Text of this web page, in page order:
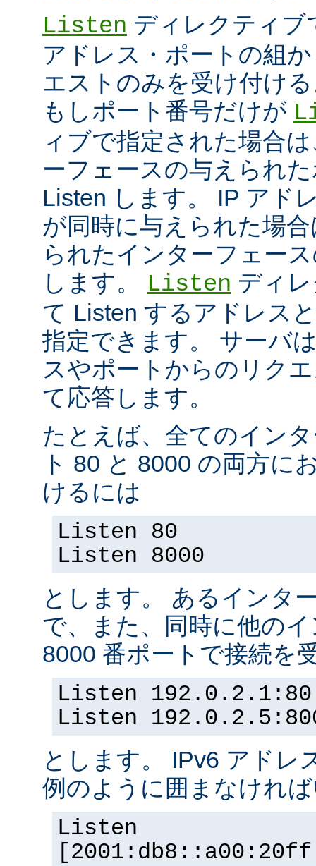
Listen ディレクティブ
アドレス・ポートの組
エストのみを受け付け
もしポート番号だけが
ィブで指定された場合
ーフェースの与えられ
Listen します。 IP アド
が同時に与えられた場
られたインターフェー
します。
Listen ディ
て Listen するアドレス
指定できます。 サーバ
スやポートからのリク
て応答します。
たとえば、全てのイン
ト 80 と 8000 の両方に
けるには
Listen 80
Listen 8000
とします。 あるインタ
で、また、同時に他の
8000 番ポートで接続を
Listen 192.0.2.1:80
Listen
とします。 IPv6 アドレ
例のように囲まなけれ
Listen